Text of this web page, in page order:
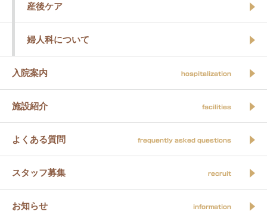
産後ケア
婦人科について
入院案内 hospitalization
施設紹介 facilities
よくある質問 frequently asked questions
スタッフ募集 recruit
お知らせ information